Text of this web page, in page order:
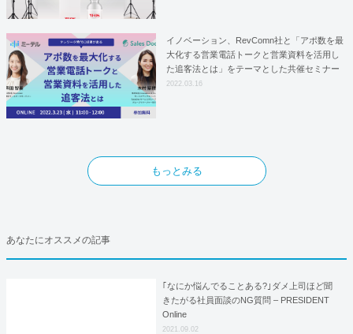
イノベーション、RevComn社と「アポ数を最
大化する営業電話トークと営業資料を活用し
た追客法とは」をテーマとした共催セミナー
を開催！
2022.03.16
もっとみる
あなたにオススメの記事
｢なにか悩んでることある?｣ダメ上司ほど聞
きたがる社員面談のNG質問 – PRESIDENT
Online
2021.09.02